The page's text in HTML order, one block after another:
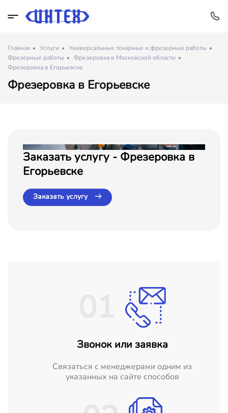
Главная Услуги
Универсальные токарные и фрезерные работы
Фрезерные работы
Фрезеровка в Московской области
Фрезеровка в Егорьевске
Фрезеровка в Егорьевске
Заказать услугу - Фрезеровка в
Егорьевске
Заказать услугу
Звонок или заявка
Cвязаться с менеджерами одним из
указанных на сайте способов